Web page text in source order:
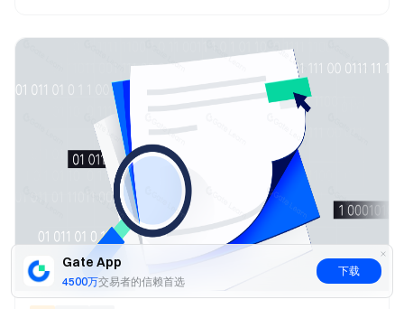
Gate App
4500万交易者的信赖首选
下载